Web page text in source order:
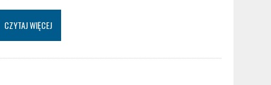
CZYTAJ WIĘCEJ